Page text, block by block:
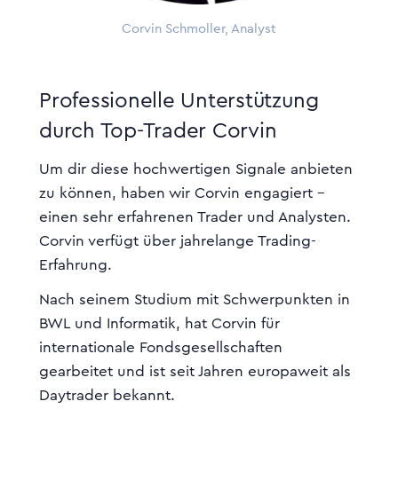
Corvin Schmoller, Analyst
Professionelle Unterstützung
durch Top-Trader Corvin
Um dir diese hochwertigen Signale anbieten
zu können, haben wir Corvin engagiert -
einen sehr erfahrenen Trader und Analysten.
Corvin verfügt über jahrelange Trading-
Erfahrung.
Nach seinem Studium mit Schwerpunkten in
BWL und Informatik, hat Corvin für
internationale Fondsgesellschaften
gearbeitet und ist seit Jahren europaweit als
Daytrader bekannt.